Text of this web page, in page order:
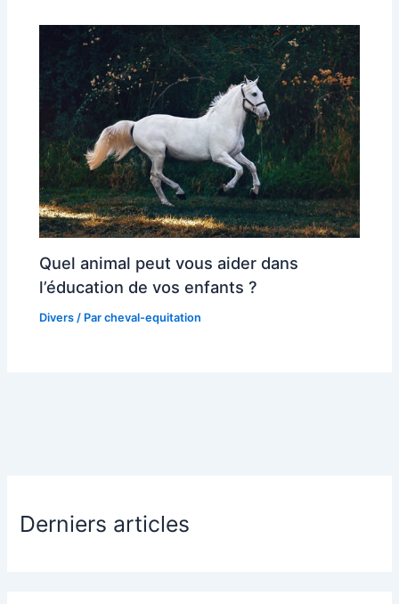
Quel animal peut vous aider dans
l’éducation de vos enfants ?
Divers / Parcheval-equitation
Derniers articles